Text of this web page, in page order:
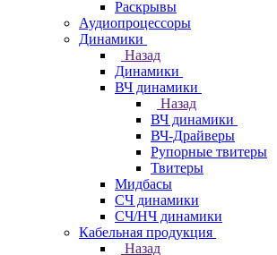
Раскрывы
Аудиопроцессоры
Динамики
Назад
Динамики
ВЧ динамики
Назад
ВЧ динамики
ВЧ-Драйверы
Рупорные твитеры
Твитеры
Мидбасы
СЧ динамики
СЧ/НЧ динамики
Кабельная продукция
Назад